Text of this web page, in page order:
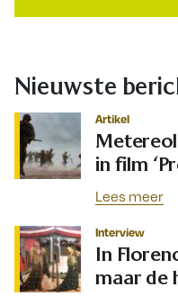
Nieuwste
Artikel
in film
Lees meer
Interview
In
maar de